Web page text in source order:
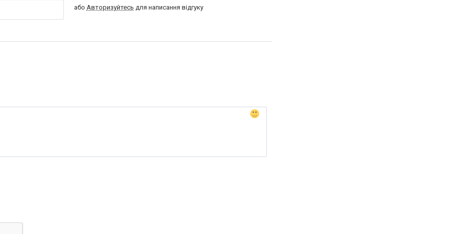
або Авторизуйтесь для написання відгуку